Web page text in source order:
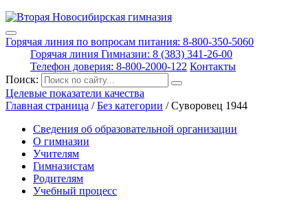
Горячая линия по вопросам питания: 8-800-350-5060
Горячая линия Гимназии: 8 (383) 341-26-00
Телефон доверия: 8-800-2000-122 Контакты
Поиск:
Целевые показатели качества
Главная страница /Без категории /Суворовец 1944
Сведения об образовательной организации
О гимназии
Учителям
Гимназистам
Родителям
Учебный процесс